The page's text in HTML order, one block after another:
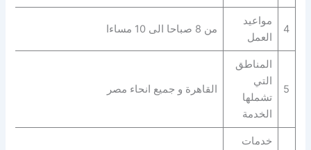
4
مواعيد
العمل
من 8 صباحا الى 10 مساءا
5
المناطق
التي
تشملها
الخدمة
القاهرة و جميع انحاء مصر
خدمات